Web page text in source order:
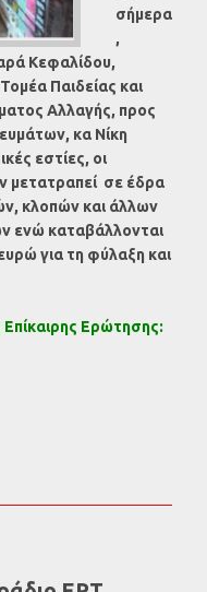
σήμερα
,
Κεφαλίδου,
Παιδείας και
Αλλαγής, προς
κα Νίκη
εστίες, οι
μετατραπεί σε έδρα
κλοπών και άλλων
ενώ καταβάλλονται
για τη φύλαξη και
Επίκαιρης Ερώτησης: